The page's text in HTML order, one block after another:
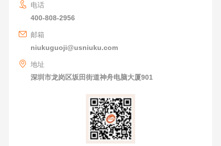
电话
400-808-2956
邮箱
niukuguoji@usniuku.com
地址
深圳市龙岗区坂田街道神舟电脑大厦901